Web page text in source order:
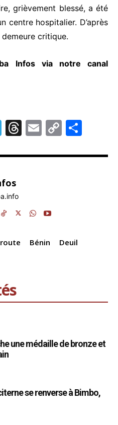
grièvement blessé, a été
centre hospitalier. D’après
critique.
Infos via notre canal
T
e
gr
a
m
T
e
s
E
ai
C
p ta
Bénin
Deuil
une médaille de bronze et
se renverse à Bimbo,